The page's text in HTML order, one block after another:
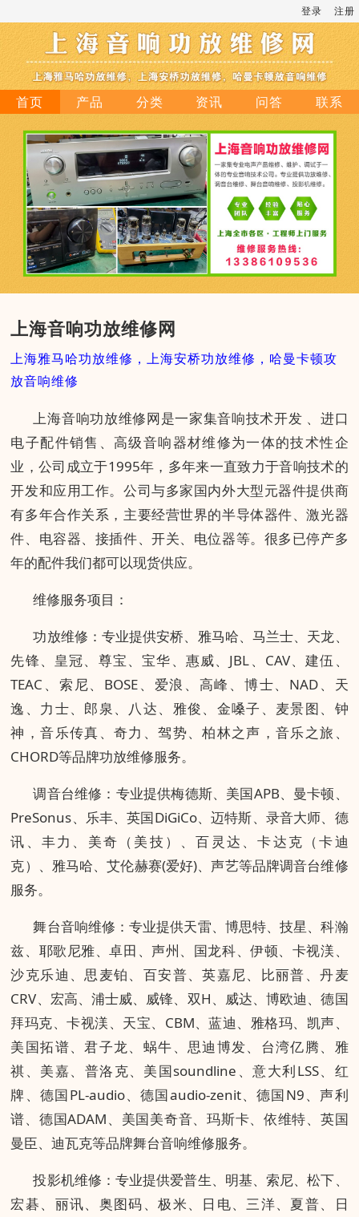
登录 注册
首页 产品 分类 资讯 问答 联系
上海音响功放维修网
上海雅马哈功放维修，上海安桥功放维修，哈曼卡顿攻
放音响维修
上海音响功放维修网是一家集音响技术开发 、进口
电子配件销售、高级音响器材维修为一体的技术性企
业，公司成立于1995年，多年来一直致力于音响技术的
开发和应用工作。公司与多家国内外大型元器件提供商
有多年合作关系，主要经营世界的半导体器件、激光器
件、电容器、接插件、开关、电位器等。很多已停产多
年的配件我们都可以现货供应。
维修服务项目：
功放维修：专业提供安桥、雅马哈、马兰士、天龙、
先锋、皇冠、尊宝、宝华、惠威、JBL、CAV、建伍、
TEAC、索尼、BOSE、爱浪、高峰、博士、NAD、天
逸、力士、郎泉、八达、雅俊、金嗓子、麦景图、钟
神，音乐传真、奇力、驾势、柏林之声，音乐之旅、
CHORD等品牌功放维修服务。
调音台维修：专业提供梅德斯、美国APB、曼卡顿、
PreSonus、乐丰、英国DiGiCo、迈特斯、录音大师、德
讯、丰力、美奇（美技）、百灵达、卡达克（卡迪
克）、雅马哈、艾伦赫赛(爱好)、声艺等品牌调音台维修
服务。
舞台音响维修：专业提供天雷、博思特、技星、科瀚
兹、耶歌尼雅、卓田、声州、国龙科、伊顿、卡视渼、
沙克乐迪、思麦铂、百安普、英嘉尼、比丽普、丹麦
CRV、宏高、浦士威、威锋、双H、威达、博欧迪、德国
拜玛克、卡视渼、天宝、CBM、蓝迪、雅格玛、凯声、
美国拓谱、君子龙、蜗牛、思迪博发、台湾亿腾、雅
祺、美嘉、普洛克、美国soundline、意大利LSS、红
牌、德国PL-audio、德国audio-zenit、德国N9、声利
谱、德国ADAM、美国美奇音、玛斯卡、依维特、英国
曼臣、迪瓦克等品牌舞台音响维修服务。
投影机维修：专业提供爱普生、明基、索尼、松下、
宏碁、丽讯、奥图码、极米、日电、三洋、夏普、日